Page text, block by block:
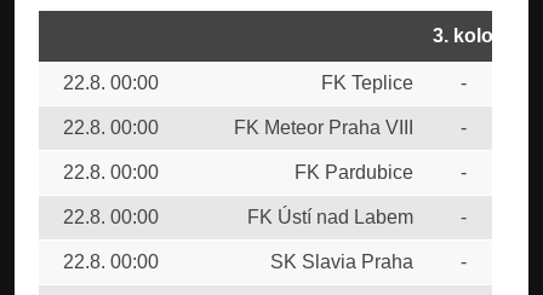
3. kolo
22.8. 00:00 FK Teplice -
22.8. 00:00 FK Meteor Praha VIII -
22.8. 00:00 FK Pardubice -
22.8. 00:00 FK Ústí nad Labem -
22.8. 00:00 SK Slavia Praha -